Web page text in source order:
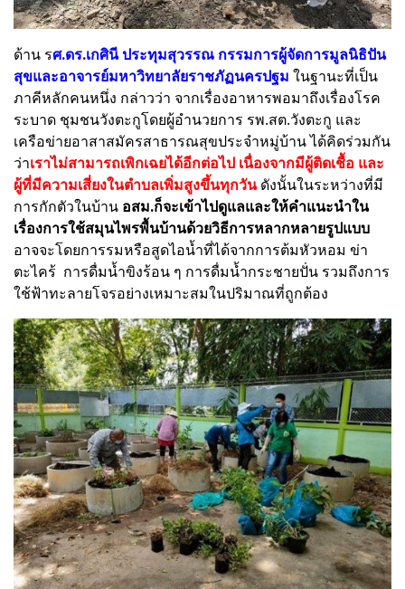
ด้าน รศ.ดร.เกศินี ประทุมสุวรรณ กรรมการผู้จัดการมูลนิธิปัน
สุขและอาจารย์มหาวิทยาลัยราชภัฏนครปฐม ในฐานะที่เป็น
ภาคีหลักคนหนึ่ง กล่าวว่า จากเรื่องอาหารพอมาถึงเรื่องโรค
ระบาด ชุมชนวังตะกูโดยผู้อำนวยการ รพ.สต.วังตะกู และ
เครือข่ายอาสาสมัครสาธารณสุขประจำหมู่บ้าน ได้คิดร่วมกัน
ว่าเราไม่สามารถเพิกเฉยได้อีกต่อไป เนื่องจากมีผู้ติดเชื้อ และ
ผู้ที่มีความเสี่ยงในตำบลเพิ่มสูงขึ้นทุกวันดังนั้นในระหว่างที่มี
การกักตัวในบ้าน อสม.ก็จะเข้าไปดูแลและให้คำแนะนำใน
เรื่องการใช้สมุนไพรพื้นบ้านด้วยวิธีการหลากหลายรูปแบบ
อาจจะโดยการรมหรือสูดไอน้ำที่ได้จากการต้มหัวหอม ข่า
ตะไคร้ การดื่มน้ำขิงร้อน ๆ การดื่มน้ำกระชายปั่น รวมถึงการ
ใช้ฟ้าทะลายโจรอย่างเหมาะสมในปริมาณที่ถูกต้อง